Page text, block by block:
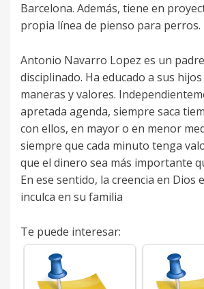
Barcelona. Además, tiene en
propia línea de pienso para perros.
Antonio Navarro Lopez es un
disciplinado. Ha educado a sus
maneras y valores.
apretada agenda, siempre saca
con ellos, en mayor o en menor
siempre que cada minuto tenga
que el dinero sea más importante
En ese sentido, la creencia en Dios
inculca en su familia
Te puede interesar: